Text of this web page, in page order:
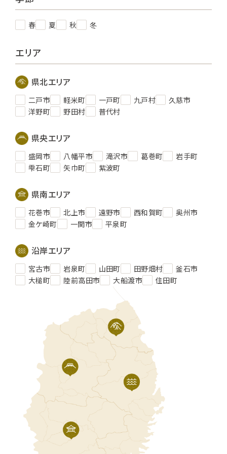
春 夏 秋 冬
エリア
県北エリア
二戸市 軽米町 一戸町 九戸村
久慈市
洋野町
野田村 普代村
県央エリア
盛岡市 八幡平市 滝沢市 葛巻町
岩手町
雫石町
矢巾町 紫波町
県南エリア
花巻市 北上市 遠野市 西和賀町
奥州市
金ケ崎町
一関市 平泉町
沿岸エリア
宮古市 岩泉町 山田町 田野畑村
釜石市
大槌町
陸前高田市 大船渡市 住田町